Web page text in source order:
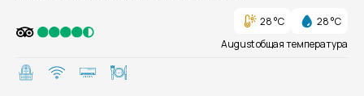
28 °C
28 °C
August общая температура